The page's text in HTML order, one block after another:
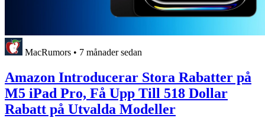
MacRumors • 7 månader sedan
Amazon Introducerar Stora Rabatter på
M5 iPad Pro, Få Upp Till 518 Dollar
Rabatt på Utvalda Modeller